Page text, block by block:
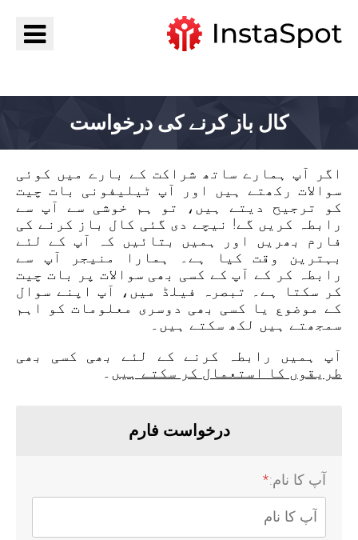
کال باز کرنے کی درخواست
اگر آپ ہمارے ساتھ شراکت کے بارے میں کوئی
سوالات رکھتے ہیں اور آپ ٹیلیفونی بات چیت
کو ترجیح دیتے ہیں، تو ہم خوشی سے آپ سے
رابطہ کریں گے! نیچے دی گئی کال باز کرنے کی
فارم بھریں اور ہمیں بتائیں کہ آپ کے لئے
بہترین وقت کیا ہے۔ ہمارا منیجر آپ سے
رابطہ کر کے آپ کے کسی بھی سوالات پر بات چیت
کر سکتا ہے۔ تبصرہ فیلڈ میں، آپ اپنے سوال
کے موضوع یا کسی بھی دوسری معلومات کو اہم
سمجھتے ہیں لکھ سکتے ہیں۔
آپ ہمیں رابطہ کرنے کے لئے بھی کسی بھی
طریقوں کا استعمال کر سکتے ہیں ۔
درخواست فارم
آپ کا نام:*